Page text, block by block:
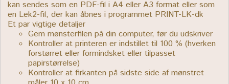
kan sendes som en PDF-fil i A4 eller A3 format eller som
en Lek2-fil, der kan åbnes i programmet PRINT-LK-dk
Et par vigtige detaljer
Gem mønsterfilen på din computer, før du udskriver
Kontroller at printeren er indstillet til 100 % (hverken
forstørret eller formindsket eller tilpasset
papirstørrelse)
Kontroller at firkanten på sidste side af mønstret